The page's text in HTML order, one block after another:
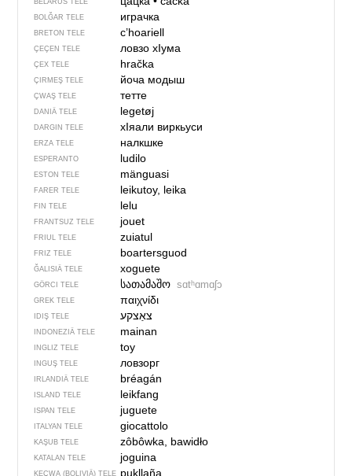
BELARUS TELE
BOLĞAR TELE играчка
BRETON TELE c’hoariell
ÇEÇEN TELE ловзо хIума
ÇEX TELE hračka
ÇIRMEŞ TELE йоча модыш
ÇWAŞ TELE тетте
DANIÄ TELE legetøj
DARGIN TELE хIяали виркьуси
ERZA TELE налкшке
ESPERANTO ludilo
ESTON TELE mänguasi
FARER TELE leikutoy, leika
FIN TELE lelu
FRANTSUZ TELE jouet
FRIUL TELE zuiatul
FRIZ TELE boartersguod
ĞALISIÄ TELE xoguete
GÖRCI TELE სათამაშო sɑtʰɑmɑʃɔ
GREK TELE παιχνίδι
IDIŞ TELE צאַצקע‏
INDONEZIÄ TELE mainan
INGLIZ TELE toy
INGUŞ TELE ловзорг
IRLANDIÄ TELE bréagán
ISLAND TELE leikfang
ISPAN TELE juguete
ITALYAN TELE giocattolo
KAŞUB TELE zôbôwka, bawidło
KATALAN TELE joguina
KEÇWA (BOLIVIÄ) TELE pukllaña